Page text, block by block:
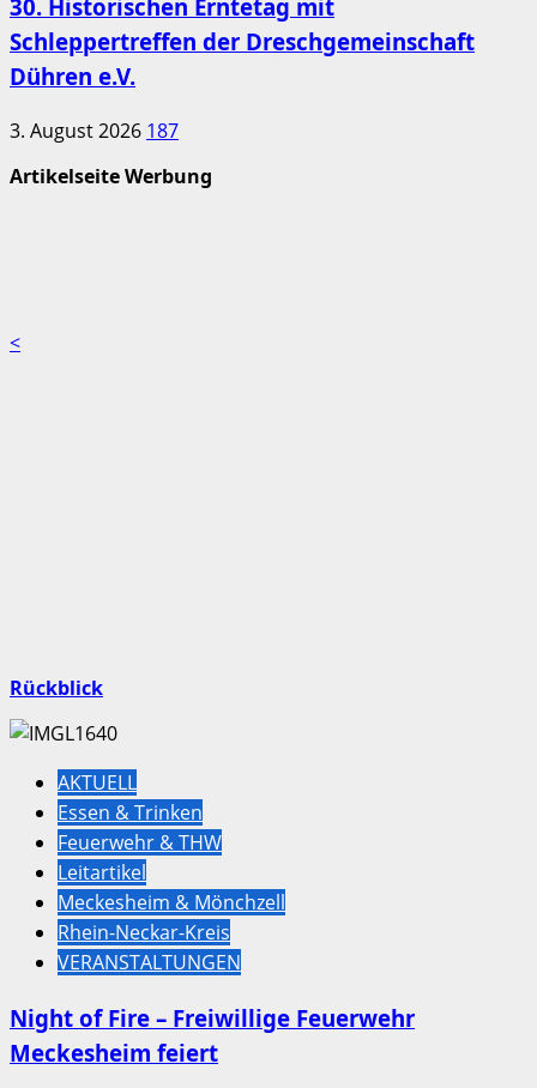
30. Historischen Erntetag mit
Schleppertreffen der Dreschgemeinschaft
Dühren e.V.
3. August 2026 187
Artikelseite Werbung
<
Rückblick
AKTUELL
Essen & Trinken
Feuerwehr & THW
Leitartikel
Meckesheim & Mönchzell
Rhein-Neckar-Kreis
VERANSTALTUNGEN
Night of Fire – Freiwillige Feuerwehr
Meckesheim feiert